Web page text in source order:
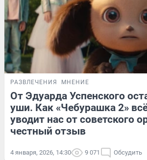
РАЗВЛЕЧЕНИЯ МНЕНИЕ
От Эдуарда Успенского
уши. Как «Чебурашка 2»
уводит нас от советского
честный отзыв
4 января, 2026, 14:30 9 071 Обсудить